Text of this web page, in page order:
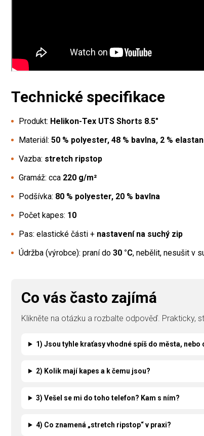
Technické specifikace
Produkt: Helikon-Tex UTS Shorts 8.5"
Materiál: 50 % polyester, 48 % bavlna, 2 % elastan
Vazba: stretch ripstop
Gramáž: cca 220 g/m²
Podšívka: 80 % polyester, 20 % bavlna
Počet kapes: 10
Pas: elastické části + nastavení na suchý zip
Údržba (výrobce): praní do 30 °C, nebělit, nesušit v
Co vás často zajímá
Klikněte na otázku a rozbalte odpověď. Prakticky,
1) Jsou tyhle kraťasy vhodné spíš do města, nebo
2) Kolik mají kapes a k čemu jsou?
3) Vešel se mi do toho telefon? Kam s ním?
4) Co znamená „stretch ripstop“ v praxi?